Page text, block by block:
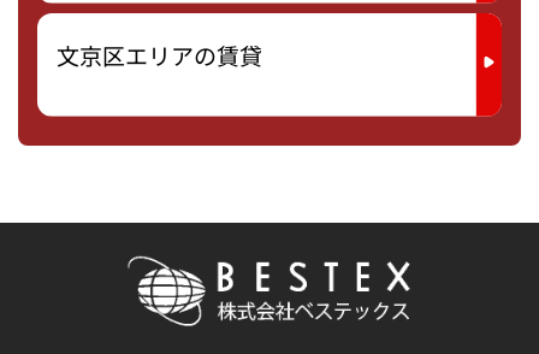
文京区エリアの賃貸